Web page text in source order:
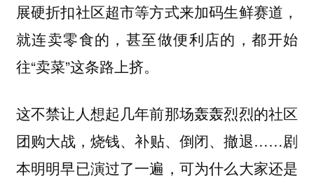
展硬折扣社区超市等方式来加码生鲜赛道，
就连卖零食的，甚至做便利店的，都开始
往“卖菜”这条路上挤。
这不禁让人想起几年前那场轰轰烈烈的社区
团购大战，烧钱、补贴、倒闭、撤退……剧
本明明早已演过了一遍，可为什么大家还是